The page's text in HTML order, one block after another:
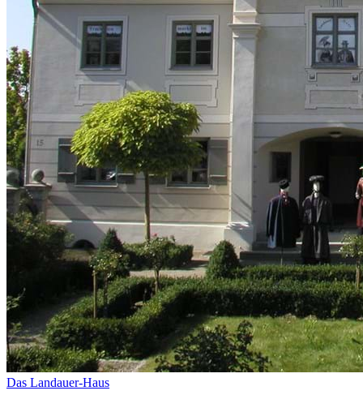
Das Landauer-Haus